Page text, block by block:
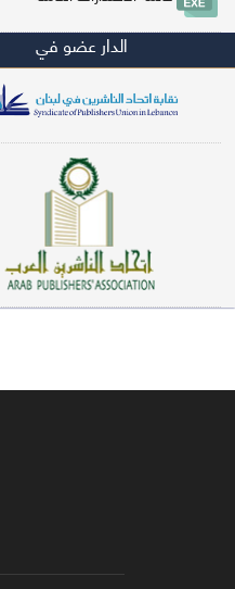
أخلاق وتصوف (91)
سير وتراجم (90)
معاجم لغوية (89)
سيرة نبوية وتصوف (81)
دراسات إسلامية (75)
شعر (72)
الدار عضو في